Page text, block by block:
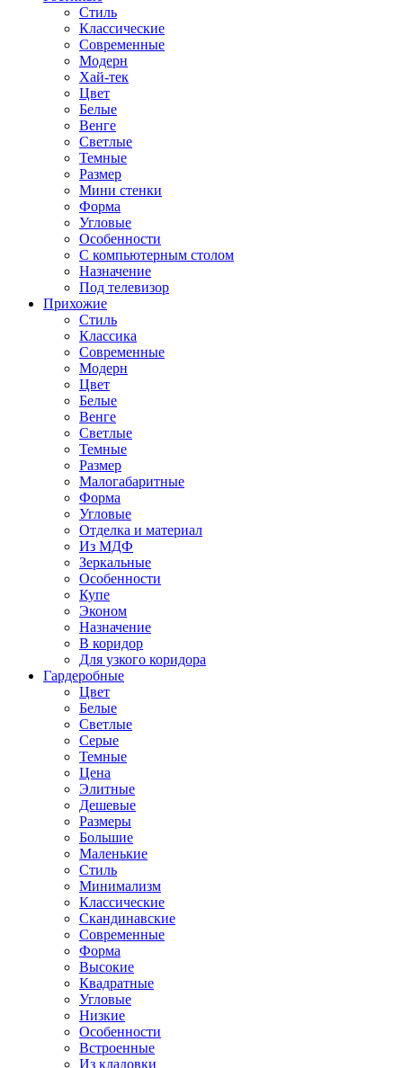
Стиль
Классические
Современные
Модерн
Хай-тек
Цвет
Белые
Венге
Светлые
Темные
Размер
Мини стенки
Форма
Угловые
Особенности
С компьютерным столом
Назначение
Под телевизор
Прихожие
Стиль
Классика
Современные
Модерн
Цвет
Белые
Венге
Светлые
Темные
Размер
Малогабаритные
Форма
Угловые
Отделка и материал
Из МДФ
Зеркальные
Особенности
Купе
Эконом
Назначение
В коридор
Для узкого коридора
Гардеробные
Цвет
Белые
Светлые
Серые
Темные
Цена
Элитные
Дешевые
Размеры
Большие
Маленькие
Стиль
Минимализм
Классические
Скандинавские
Современные
Форма
Высокие
Квадратные
Угловые
Низкие
Особенности
Встроенные
Из кладовки